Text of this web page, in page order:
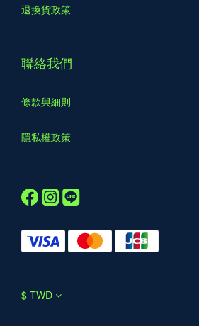
退換貨政策
聯絡我們
條款與細則
隱私權政策
$ TWD